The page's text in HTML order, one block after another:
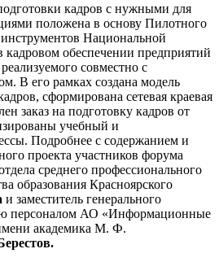
кадров с нужными для
положена в основу Пилотного
Национальной
обеспечении предприятий
совместно с
В его рамках создана модель
сформирована сетевая краевая
заказ на подготовку кадров от
учебный и
Подробнее с содержанием и
проекта участников форума
среднего профессионального
образования Красноярского
и заместитель генерального
персоналом АО «Информационные
академика М. Ф.